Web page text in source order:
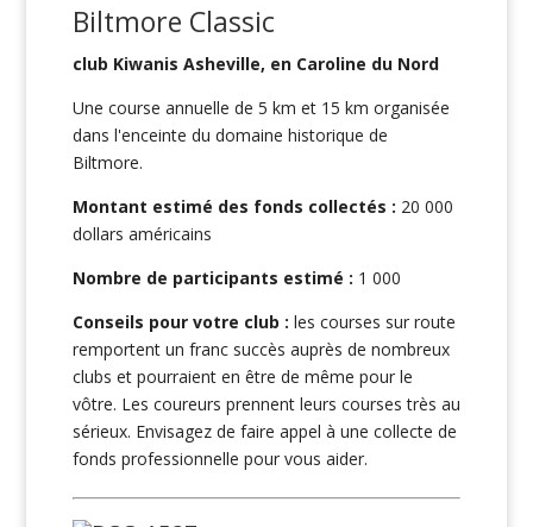
Biltmore Classic
club Kiwanis Asheville, en Caroline du Nord
Une course annuelle de 5 km et 15 km organisée
dans l'enceinte du domaine historique de
Biltmore.
Montant estimé des fonds collectés : 20 000
dollars américains
Nombre de participants estimé : 1 000
Conseils pour votre club : les courses sur route
remportent un franc succès auprès de nombreux
clubs et pourraient en être de même pour le
vôtre. Les coureurs prennent leurs courses très au
sérieux. Envisagez de faire appel à une collecte de
fonds professionnelle pour vous aider.